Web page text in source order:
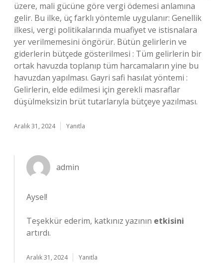
üzere, mali gücüne göre vergi ödemesi anlamına
gelir. Bu ilke, üç farklı yöntemle uygulanır: Genellik
ilkesi, vergi politikalarında muafiyet ve istisnalara
yer verilmemesini öngörür. Bütün gelirlerin ve
giderlerin bütçede gösterilmesi : Tüm gelirlerin bir
ortak havuzda toplanıp tüm harcamaların yine bu
havuzdan yapılması. Gayri safi hasılat yöntemi :
Gelirlerin, elde edilmesi için gerekli masraflar
düşülmeksizin brüt tutarlarıyla bütçeye yazılması.
Aralık 31, 2024 Yanıtla
admin
Aysel!
Teşekkür ederim, katkınız yazının etkisini
artırdı.
Aralık 31, 2024 Yanıtla